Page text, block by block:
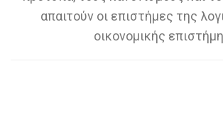
απαιτούν οι επιστήμες της
οικονομικής